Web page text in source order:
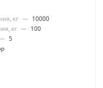
кг — 10000
кг — 100
5